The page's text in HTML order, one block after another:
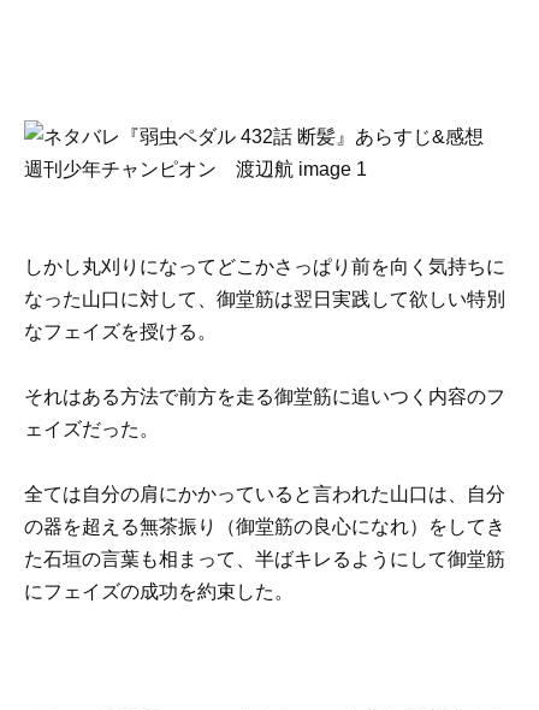
しかし丸刈りになってどこかさっぱり前を向く気持ちに
なった山口に対して、御堂筋は翌日実践して欲しい特別
なフェイズを授ける。
それはある方法で前方を走る御堂筋に追いつく内容のフ
ェイズだった。
全ては自分の肩にかかっていると言われた山口は、自分
の器を超える無茶振り（御堂筋の良心になれ）をしてき
た石垣の言葉も相まって、半ばキレるようにして御堂筋
にフェイズの成功を約束した。